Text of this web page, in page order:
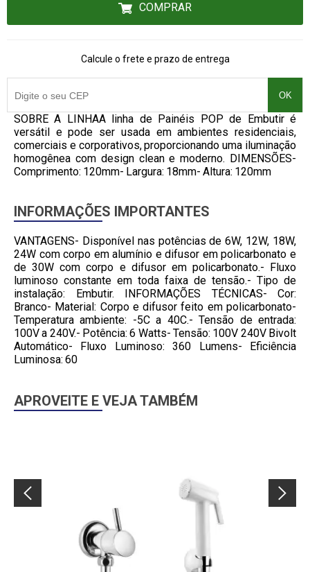
COMPRAR
Calcule o frete e prazo de entrega
OK
SOBRE A LINHAA linha de Painéis POP de Embutir é
versátil e pode ser usada em ambientes residenciais,
comerciais e corporativos, proporcionando uma iluminação
homogênea com design clean e moderno. DIMENSÕES-
Comprimento: 120mm- Largura: 18mm- Altura: 120mm
INFORMAÇÕES IMPORTANTES
VANTAGENS- Disponível nas potências de 6W, 12W, 18W,
24W com corpo em alumínio e difusor em policarbonato e
de 30W com corpo e difusor em policarbonato.- Fluxo
luminoso constante em toda faixa de tensão.- Tipo de
instalação: Embutir. INFORMAÇÕES TÉCNICAS- Cor:
Branco- Material: Corpo e difusor feito em policarbonato-
Temperatura ambiente: -5C a 40C.- Tensão de entrada:
100V a 240V.- Potência: 6 Watts- Tensão: 100V 240V Bivolt
Automático- Fluxo Luminoso: 360 Lumens- Eficiência
Luminosa: 60
APROVEITE E VEJA TAMBÉM